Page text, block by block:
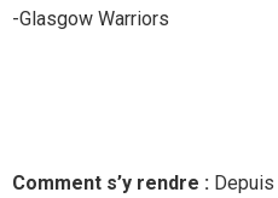
-Glasgow Warriors
Comment s’y rendre : Depuis